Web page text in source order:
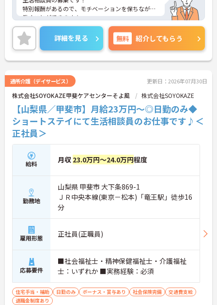
特別報酬があるので、モチベーションを保ちながら
働くことができます☆
また、駅から徒歩7分の立地で、マイカー通勤も可
能なので通勤らくらくです◎
ご興味のある方には、面接対策ポイントなど、さら
に詳細をお話しいたしますのでお気軽にご相談くだ
さい！
詳細を見る 無料 紹介してもらう
通所介護（デイサービス） 更新日：2026年07月30日
株式会社SOYOKAZE甲斐ケアセンターそよ風 株式会社SOYOKAZE
【山梨県／甲斐市】月給23万円～◎日勤のみ◆
ショートステイにて生活相談員のお仕事です♪＜
正社員＞
給料 月収 23.0万円～24.0万円程度
勤務地
山梨県 甲斐市 大下条869-1
ＪＲ中央本線(東京－松本)「竜王駅」徒歩16
分
雇用形態 正社員(正職員)
応募要件
■社会福祉士・精神保健福祉士・介護福祉
士：いずれか ■実務経験：必須
住宅手当・補助 日勤のみ ボーナス・賞与あり 社会保険完備
交通費支給
退職金制度あり